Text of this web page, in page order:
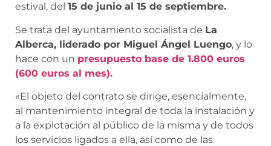
estival, del 15 de junio al 15 de septiembre.
Se trata del ayuntamiento socialista de La
Alberca, liderado por Miguel Ángel Luengo, y lo
hace con un presupuesto base de 1.800 euros
(600 euros al mes).
«El objeto del contrato se dirige, esencialmente,
al mantenimiento integral de toda la instalación y
a la explotación al público de la misma y de todos
los servicios ligados a ella, así como de las